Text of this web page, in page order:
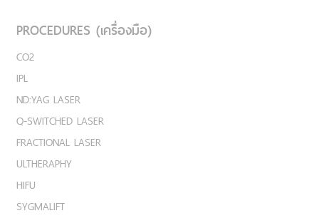
PROCEDURES (เครื่องมือ)
CO2
IPL
ND:YAG LASER
Q-SWITCHED LASER
FRACTIONAL LASER
ULTHERAPHY
HIFU
SYGMALIFT